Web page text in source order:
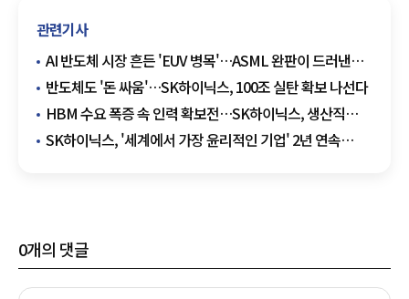
관련기사
AI 반도체 시장 흔든 'EUV 병목'…ASML 완판이 드러낸
진짜 변수
반도체도 '돈 싸움'…SK하이닉스, 100조 실탄 확보 나선다
HBM 수요 폭증 속 인력 확보전…SK하이닉스, 생산직
채용으로 현장 경쟁력 강화
SK하이닉스, '세계에서 가장 윤리적인 기업' 2년 연속
0개의 댓글